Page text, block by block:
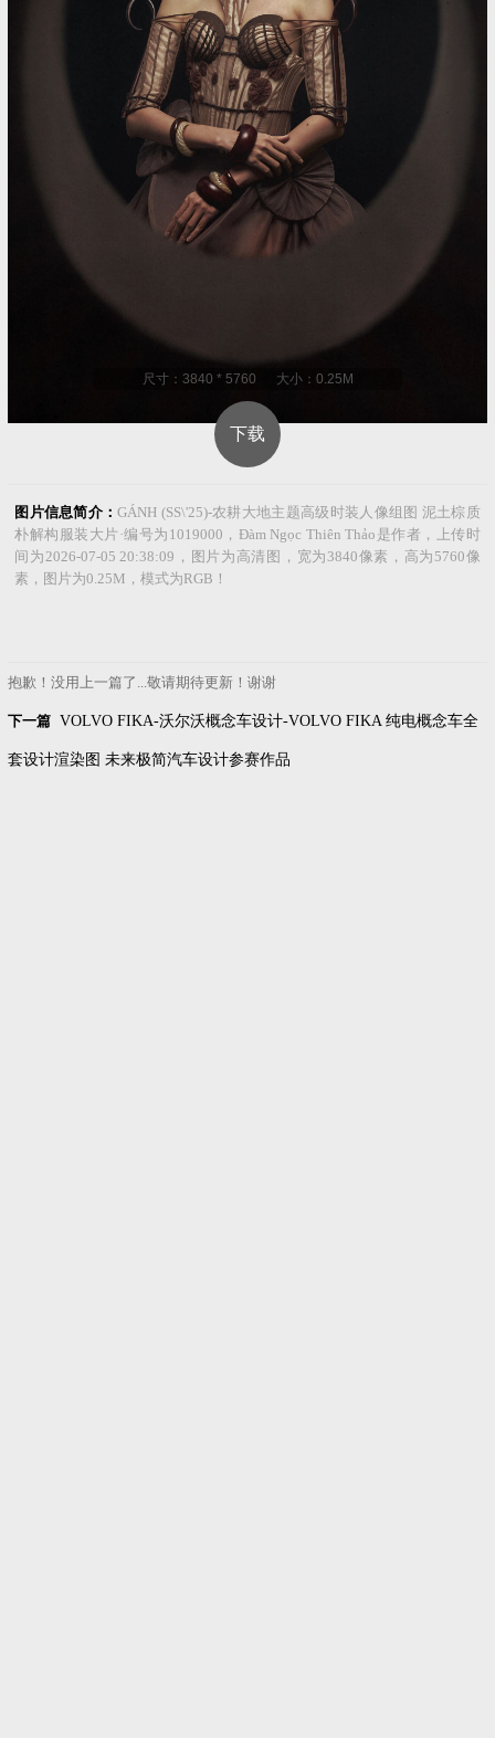
尺寸：3840 * 5760 大小：0.25M
下载
图片信息简介：GÁNH (SS\'25)-农耕大地主题高级时装人像组图 泥土棕质
朴解构服装大片·编号为1019000，Đàm Ngọc Thiên Thảo是作者，上传时
间为2026-07-05 20:38:09，图片为高清图，宽为3840像素，高为5760像
素，图片为0.25M，模式为RGB！
抱歉！没用上一篇了...敬请期待更新！谢谢
下一篇VOLVO FIKA-沃尔沃概念车设计-VOLVO FIKA 纯电概念车全
套设计渲染图 未来极简汽车设计参赛作品